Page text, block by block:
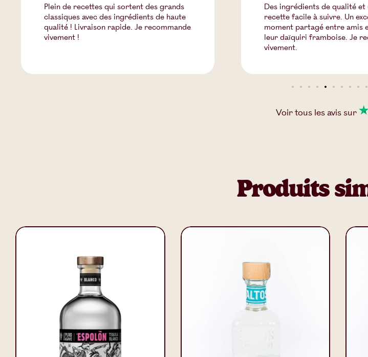
Plein de recettes qui sortent des grands
classiques avec des ingrédients de haute
qualité ! Livraison rapide. Je recommande
vivement !
Des ingrédients de qualité et
recette facile à suivre. Un
moment partagé entre amis
leur daïquiri framboise. Je
vivement.
Voir tous lesavissur
Produits